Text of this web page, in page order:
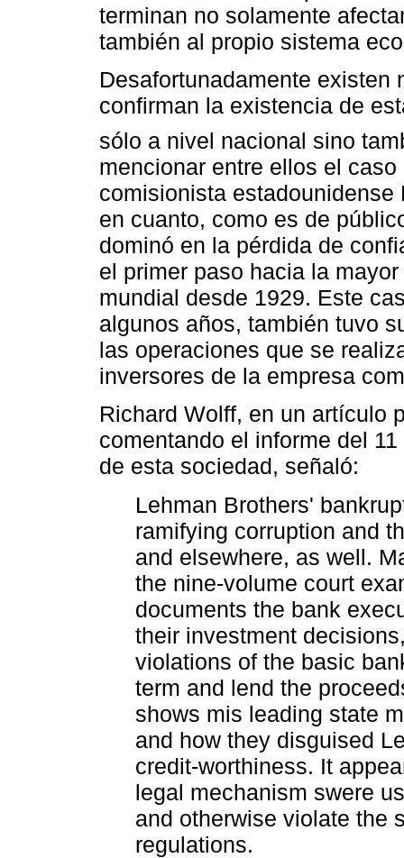
terminan no solamente
también al propio sistema
Desafortunadamente
confirman la existencia de
sólo a nivel nacional sino
mencionar entre ellos el
comisionista
en cuanto, como es de
dominó en la pérdida de
el primer paso hacia la
mundial desde 1929. Este
algunos años, también tuvo
las operaciones que se
inversores de la empresa
Richard Wolff, en un artículo
comentando el informe del
de esta sociedad, señaló:
Lehman Brothers'
ramifying corruption and
and elsewhere, as well.
the nine-volume court
documents the bank
their investment
violations of the basic
term and lend the
shows mis leading state
and how they disguised
credit-worthiness. It
legal mechanism swere
and otherwise violate the
regulations.